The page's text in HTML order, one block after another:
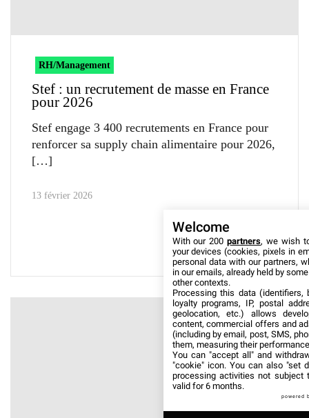
RH/Management
Stef : un recrutement de masse en France
pour 2026
Stef engage 3 400 recrutements en France pour
renforcer sa supply chain alimentaire pour 2026,
13 février 2026
Welcome
With our 200partners, we wish
your devices (cookies, pixels in
personal data with our partners,
in our emails, already held by
other contexts.
Processing this data (identifiers,
loyalty programs, IP, postal
geolocation, etc.) allows
content, commercial offers and
(including by email, post, SMS,
them, measuring their
You can "accept all" and
"cookie" icon. You can also "set
processing activities not subject
valid for 6 months.
powered